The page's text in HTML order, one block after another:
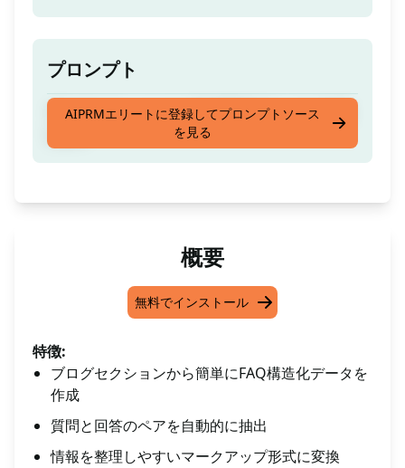
プロンプト
ブログセクションからFAQ構造化データを作成
AIPRMエリートに登録してプロンプトソース
を見る
概要
無料でインストール
特徴:
ブログセクションから簡単にFAQ構造化データを
作成
質問と回答のペアを自動的に抽出
情報を整理しやすいマークアップ形式に変換